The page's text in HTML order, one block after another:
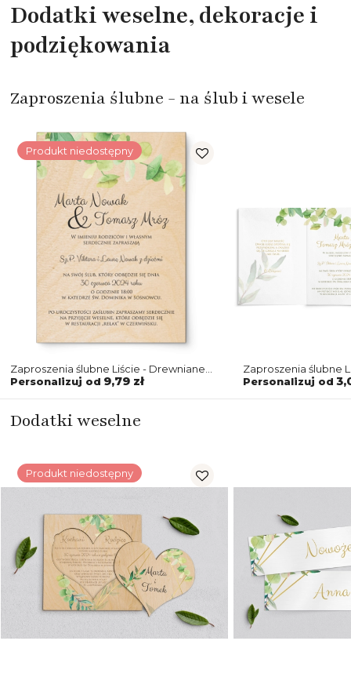
Dodatki weselne, dekoracje i
podziękowania
Zaproszenia ślubne - na ślub i wesele
Produkt niedostępny
Zaproszenia ślubne Liście - Drewniane
Motyw 4
Personalizuj od 9,79 zł
Zaproszenia ślubne
Motyw 4
Personalizuj od
Dodatki weselne
Produkt niedostępny